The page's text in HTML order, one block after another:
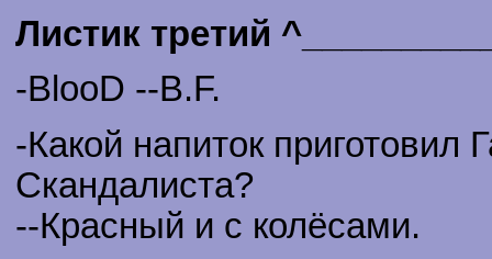
Листик третий
-BlooD --B.F.
-Какой напиток приготовил
Скандалиста?
--Красный и с колёсами.